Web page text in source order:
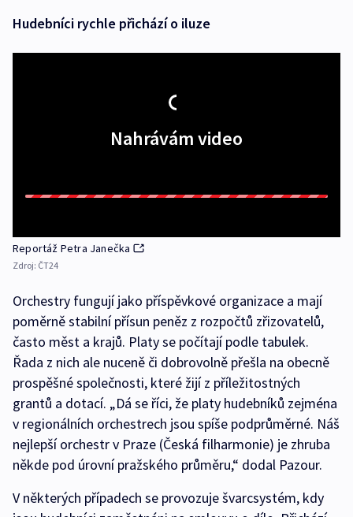
Hudebníci rychle přichází o iluze
Nahrávám video
Reportáž Petra Janečka
Zdroj: ČT24
Orchestry fungují jako příspěvkové organizace a mají
poměrně stabilní přísun peněz z rozpočtů zřizovatelů,
často měst a krajů. Platy se počítají podle tabulek.
Řada z nich ale nuceně či dobrovolně přešla na obecně
prospěšné společnosti, které žijí z příležitostných
grantů a dotací. „Dá se říci, že platy hudebníků zejména
v regionálních orchestrech jsou spíše podprůměrné. Náš
nejlepší orchestr v Praze (Česká filharmonie) je zhruba
někde pod úrovní pražského průměru,“ dodal Pazour.
V některých případech se provozuje švarcsystém, kdy